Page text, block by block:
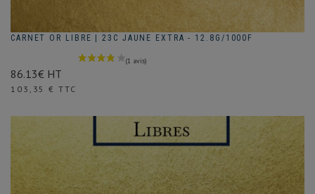
CARNET OR LIBRE | 23C JAUNE EXTRA - 12.8G/1000F
86.13€ HT
Prix
103,35 € TTC